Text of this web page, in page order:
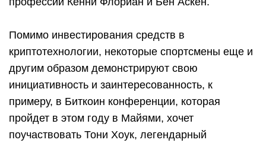
Помимо инвестирования средств в
криптотехнологии, некоторые спортсмены еще и
другим образом демонстрируют свою
инициативность и заинтересованность, к
примеру, в Биткоин конференции, которая
пройдет в этом году в Майями, хочет
поучаствовать Тони Хоук, легендарный